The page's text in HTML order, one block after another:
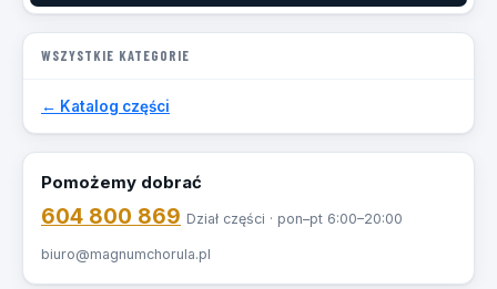
WSZYSTKIE KATEGORIE
← Katalog części
Pomożemy dobrać
604 800 869 Dział części · pon–pt 6:00–20:00
biuro@magnumchorula.pl